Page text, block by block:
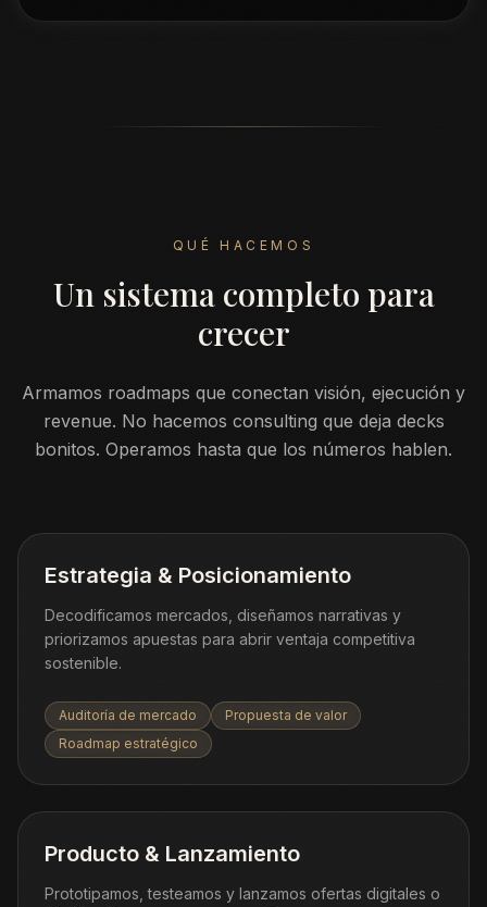
QUÉ HACEMOS
Un sistema completo para
crecer
Armamos roadmaps que conectan visión, ejecución y
revenue. No hacemos consulting que deja decks
bonitos. Operamos hasta que los números hablen.
Estrategia & Posicionamiento
Decodificamos mercados, diseñamos narrativas y
priorizamos apuestas para abrir ventaja competitiva
sostenible.
Auditoría de mercado
Propuesta de valor
Roadmap estratégico
Producto & Lanzamiento
Prototipamos, testeamos y lanzamos ofertas digitales o